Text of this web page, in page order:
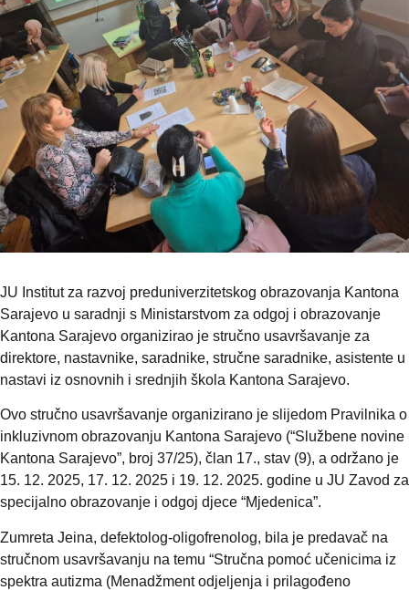
JU Institut za razvoj preduniverzitetskog obrazovanja Kantona
Sarajevo u saradnji s Ministarstvom za odgoj i obrazovanje
Kantona Sarajevo organizirao je stručno usavršavanje za
direktore, nastavnike, saradnike, stručne saradnike, asistente u
nastavi iz osnovnih i srednjih škola Kantona Sarajevo.
Ovo stručno usavršavanje organizirano je slijedom Pravilnika o
inkluzivnom obrazovanju Kantona Sarajevo (“Službene novine
Kantona Sarajevo”, broj 37/25), član 17., stav (9), a održano je
15. 12. 2025, 17. 12. 2025 i 19. 12. 2025. godine u JU Zavod za
specijalno obrazovanje i odgoj djece “Mjedenica”.
Zumreta Jeina, defektolog-oligofrenolog, bila je predavač na
stručnom usavršavanju na temu “Stručna pomoć učenicima iz
spektra autizma (Menadžment odjeljenja i prilagođeno